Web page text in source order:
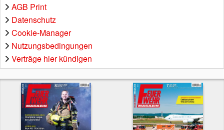
AGB Print
Datenschutz
Cookie-Manager
Nutzungsbedingungen
Verträge hier kündigen